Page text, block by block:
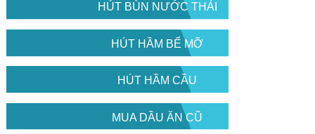
HÚT BÙN NƯỚC THẢI
HÚT HẦM BỂ MỠ
HÚT HẦM CẦU
MUA DẦU ĂN CŨ